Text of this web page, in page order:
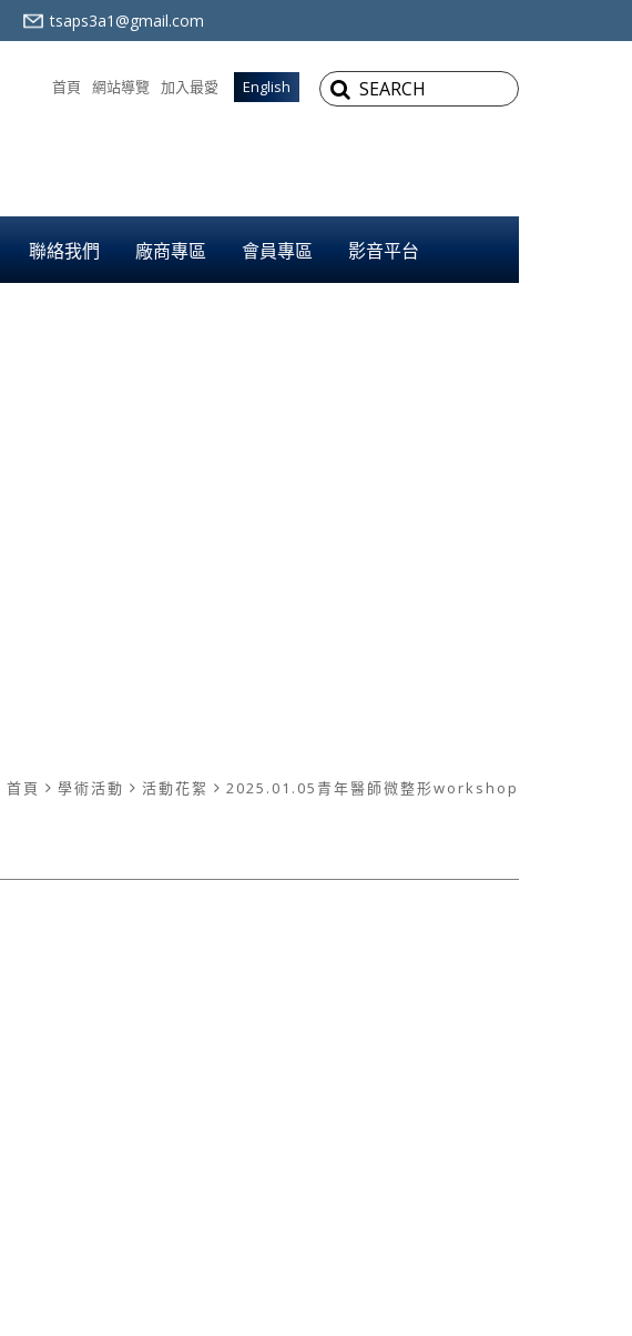
tsaps3a1@gmail.com
首頁 網站導覽 加入最愛 English
聯絡我們 廠商專區 會員專區 影音平台
首頁 學術活動 活動花絮 2025.01.05青年醫師微整形workshop